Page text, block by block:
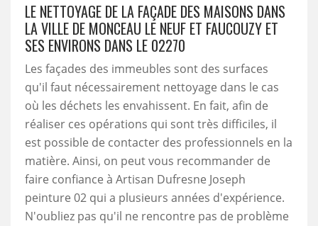
LE NETTOYAGE DE LA FAÇADE DES MAISONS DANS
LA VILLE DE MONCEAU LE NEUF ET FAUCOUZY ET
SES ENVIRONS DANS LE 02270
Les façades des immeubles sont des surfaces
qu'il faut nécessairement nettoyage dans le cas
où les déchets les envahissent. En fait, afin de
réaliser ces opérations qui sont très difficiles, il
est possible de contacter des professionnels en la
matière. Ainsi, on peut vous recommander de
faire confiance à Artisan Dufresne Joseph
peinture 02 qui a plusieurs années d'expérience.
N'oubliez pas qu'il ne rencontre pas de problème